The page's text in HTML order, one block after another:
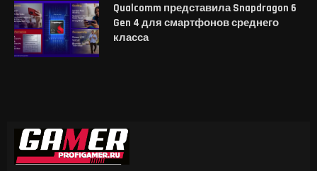
Qualcomm представила Snapdragon 6
Gen 4 для смартфонов среднего
класса